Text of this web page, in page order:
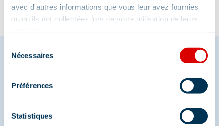
avec d'autres informations que vous leur avez fournies
ou qu'ils ont collectées lors de votre utilisation de leurs
Nécessaires
Préférences
Statistiques
Partagez vos moments à
Et retrouvez-nous sur les réseaux sociaux